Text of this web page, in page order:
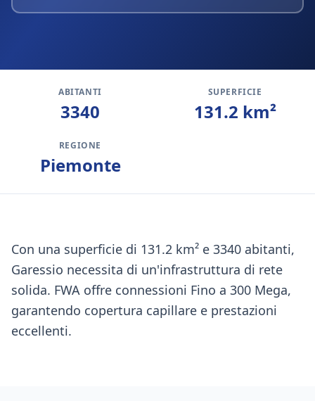
ABITANTI
3340
SUPERFICIE
131.2 km²
REGIONE
Piemonte
Con una superficie di 131.2 km² e 3340 abitanti,
Garessio necessita di un'infrastruttura di rete
solida. FWA offre connessioni Fino a 300 Mega,
garantendo copertura capillare e prestazioni
eccellenti.